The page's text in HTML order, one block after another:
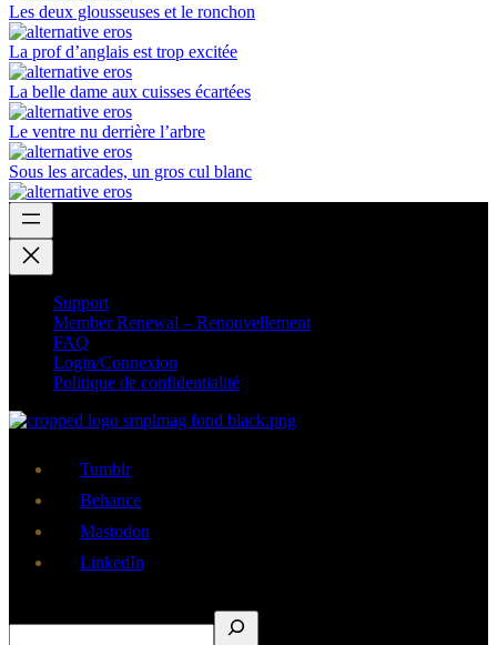
Les deux glousseuses et le ronchon
La prof d’anglais est trop excitée
La belle dame aux cuisses écartées
Le ventre nu derrière l’arbre
Sous les arcades, un gros cul blanc
Support
Member Renewal – Renouvellement
FAQ
Login/Connexion
Politique de confidentialité
Tumblr
Behance
Mastodon
LinkedIn